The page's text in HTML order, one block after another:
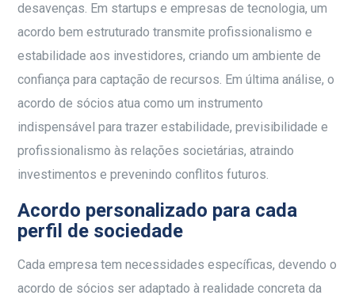
desavenças. Em startups e empresas de tecnologia, um
acordo bem estruturado transmite profissionalismo e
estabilidade aos investidores, criando um ambiente de
confiança para captação de recursos. Em última análise, o
acordo de sócios atua como um instrumento
indispensável para trazer estabilidade, previsibilidade e
profissionalismo às relações societárias, atraindo
investimentos e prevenindo conflitos futuros.
Acordo personalizado para cada
perfil de sociedade
Cada empresa tem necessidades específicas, devendo o
acordo de sócios ser adaptado à realidade concreta da